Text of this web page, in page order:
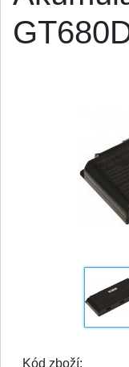
Kód zboží: